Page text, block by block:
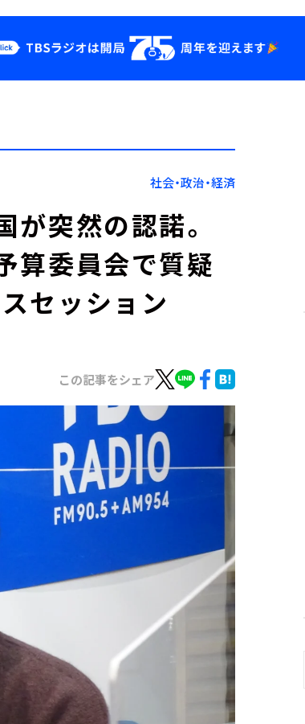
YouTube
会社情報社会・政治・経済
が突然の認諾。
算委員会で質疑
セッション
この記事をシェア